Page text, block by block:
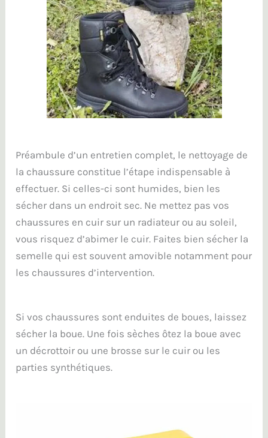
Préambule d’un entretien complet, le nettoyage de
la chaussure constitue l’étape indispensable à
effectuer. Si celles-ci sont humides, bien les
sécher dans un endroit sec. Ne mettez pas vos
chaussures en cuir sur un radiateur ou au soleil,
vous risquez d’abimer le cuir. Faites bien sécher la
semelle qui est souvent amovible notamment pour
les chaussures d’intervention.
Si vos chaussures sont enduites de boues, laissez
sécher la boue. Une fois sèches ôtez la boue avec
un décrottoir ou une brosse sur le cuir ou les
parties synthétiques.